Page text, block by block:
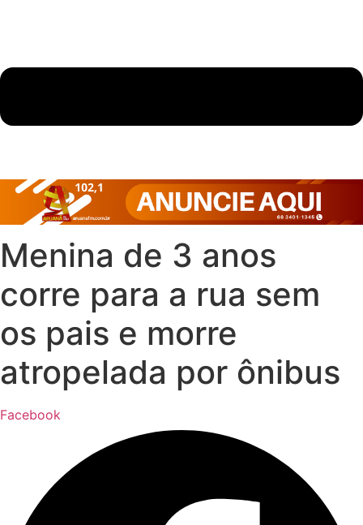
Menina de 3 anos
corre para a rua sem
os pais e morre
atropelada por ônibus
Facebook